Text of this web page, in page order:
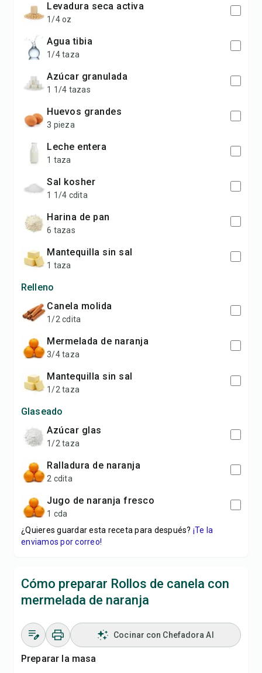
levadura seca activa
1/4 oz
agua tibia
1/4 taza
azúcar granulada
1 1/4 tazas
huevos grandes
3 pieza
leche entera
1 taza
sal kosher
1 1/4 cdita
harina de pan
6 tazas
mantequilla sin sal
1 taza
Relleno
canela molida
1/2 cdita
mermelada de naranja
3/4 taza
mantequilla sin sal
1/2 taza
Glaseado
azúcar glas
1/2 taza
ralladura de naranja
2 cdita
jugo de naranja fresco
1 cda
¿Quieres guardar esta receta para después? ¡Te la
enviamos por correo!
Cómo preparar Rollos de canela con
mermelada de naranja
Cocinar con Chefadora AI
Preparar la masa